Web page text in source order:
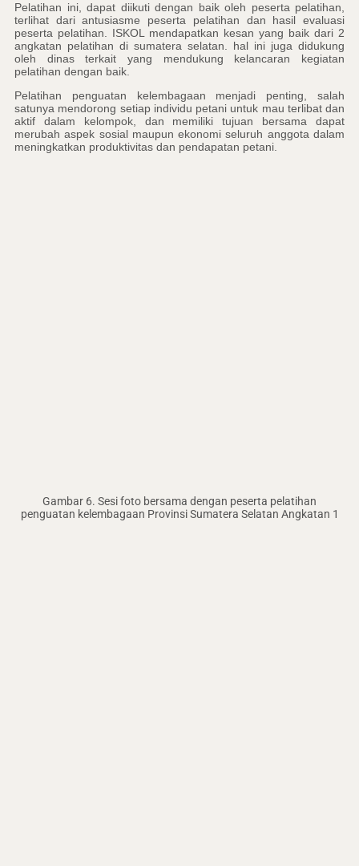
Pelatihan ini, dapat diikuti dengan baik oleh peserta pelatihan,
terlihat dari antusiasme peserta pelatihan dan hasil evaluasi
peserta pelatihan. ISKOL mendapatkan kesan yang baik dari 2
angkatan pelatihan di sumatera selatan. hal ini juga didukung
oleh dinas terkait yang mendukung kelancaran kegiatan
pelatihan dengan baik.
Pelatihan penguatan kelembagaan menjadi penting, salah
satunya mendorong setiap individu petani untuk mau terlibat dan
aktif dalam kelompok, dan memiliki tujuan bersama dapat
merubah aspek sosial maupun ekonomi seluruh anggota dalam
meningkatkan produktivitas dan pendapatan petani.
Gambar 6. Sesi foto bersama dengan peserta pelatihan
penguatan kelembagaan Provinsi Sumatera Selatan Angkatan 1